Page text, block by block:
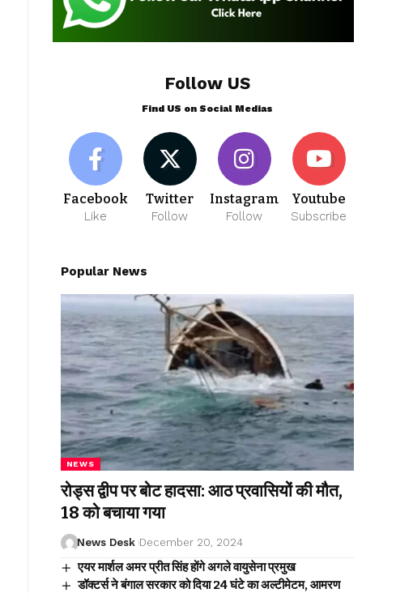
Follow US
Find US on Social Medias
Facebook
Like
Twitter
Follow
Instagram
Follow
Youtube
Subscribe
Popular News
NEWS
रोड्स द्वीप पर बोट हादसा: आठ प्रवासियों की मौत,
18 को बचाया गया
News Desk December 20, 2024
एयर मार्शल अमर प्रीत सिंह होंगे अगले वायुसेना प्रमुख
डॉक्टर्स ने बंगाल सरकार को दिया 24 घंटे का अल्टीमेटम, आमरण